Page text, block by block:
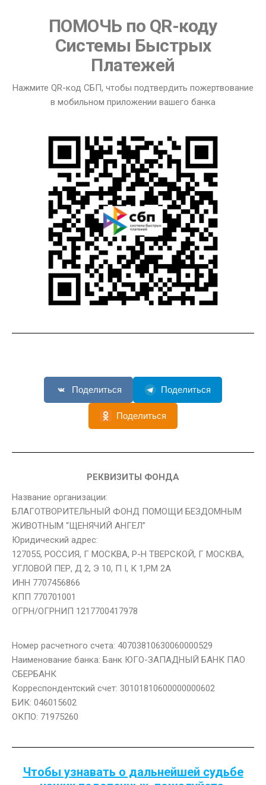
ПОМОЧЬ по QR-коду
Системы Быстрых
Платежей
Нажмите QR-код СБП, чтобы подтвердить пожертвование
в мобильном приложении вашего банка
Поделиться Поделиться
Поделиться
РЕКВИЗИТЫ ФОНДА
Название организации:
БЛАГОТВОРИТЕЛЬНЫЙ ФОНД ПОМОЩИ БЕЗДОМНЫМ
ЖИВОТНЫМ “ЩЕНЯЧИЙ АНГЕЛ”
Юридический адрес:
127055, РОССИЯ, Г МОСКВА, Р-Н ТВЕРСКОЙ, Г МОСКВА,
УГЛОВОЙ ПЕР, Д 2, Э 10, П I, К 1,РМ 2А
ИНН 7707456866
КПП 770701001
ОГРН/ОГРНИП 1217700417978
Номер расчетного счета: 40703810630060000529
Наименование банка: Банк ЮГО-ЗАПАДНЫЙ БАНК ПАО
СБЕРБАНК
Корреспондентский счет: 30101810600000000602
БИК: 046015602
ОКПО: 71975260
Чтобы узнавать о дальнейшей судьбе